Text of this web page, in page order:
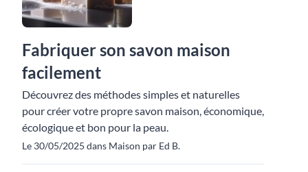
Fabriquer son savon maison
facilement
Découvrez des méthodes simples et naturelles
pour créer votre propre savon maison, économique,
écologique et bon pour la peau.
Le 30/05/2025 dans Maison par Ed B.